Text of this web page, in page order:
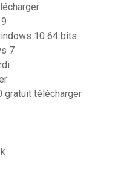
10 64 bits
7
gratuit télécharger